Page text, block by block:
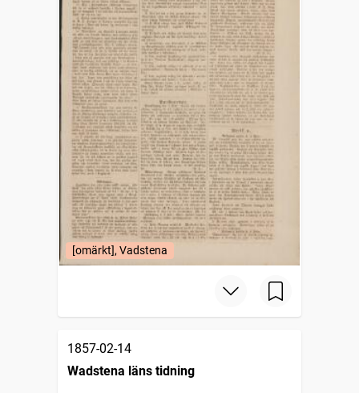
[omärkt], Vadstena
1857-02-14
Wadstena läns tidning